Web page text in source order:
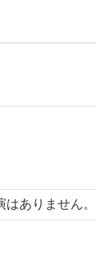
ありません。